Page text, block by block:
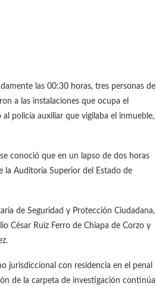
las 00:30 horas, tres personas del
a las instalaciones que ocupa el
policía auxiliar que vigilaba el inmueble,
conoció que en un lapso de dos horas
la Auditoría Superior del Estado de
de Seguridad y Protección Ciudadana,
César Ruiz Ferro de Chiapa de Corzo y
jurisdiccional con residencia en el penal
de la carpeta de investigación continúa